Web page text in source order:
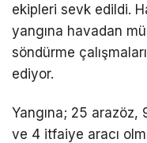
ekipleri sevk edildi.
yangına havadan
söndürme
ediyor.
Yangına; 25
ve 4 itfaiye aracı